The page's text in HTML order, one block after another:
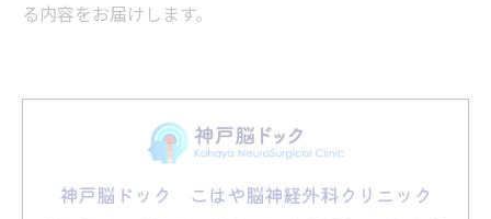
る内容をお届けします。
神戸脳ドック こはや脳神経外科クリニック